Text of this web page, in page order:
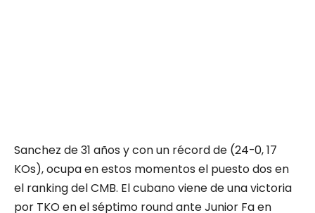
Sanchez de 31 años y con un récord de (24-0, 17
KOs), ocupa en estos momentos el puesto dos en
el ranking del CMB. El cubano viene de una victoria
por TKO en el séptimo round ante Junior Fa en